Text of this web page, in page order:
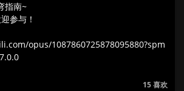
指南~
参与！
opus/1087860725878095880?spm
15喜欢